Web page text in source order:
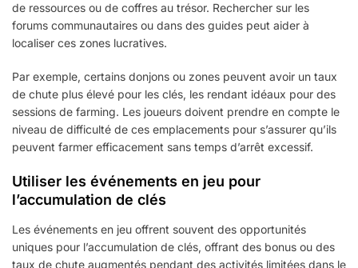
de ressources ou de coffres au trésor. Rechercher sur les
forums communautaires ou dans des guides peut aider à
localiser ces zones lucratives.
Par exemple, certains donjons ou zones peuvent avoir un taux
de chute plus élevé pour les clés, les rendant idéaux pour des
sessions de farming. Les joueurs doivent prendre en compte le
niveau de difficulté de ces emplacements pour s’assurer qu’ils
peuvent farmer efficacement sans temps d’arrêt excessif.
Utiliser les événements en jeu pour
l’accumulation de clés
Les événements en jeu offrent souvent des opportunités
uniques pour l’accumulation de clés, offrant des bonus ou des
taux de chute augmentés pendant des activités limitées dans le